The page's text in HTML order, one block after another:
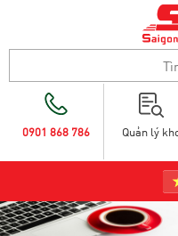
Quản lý
0901 868 786